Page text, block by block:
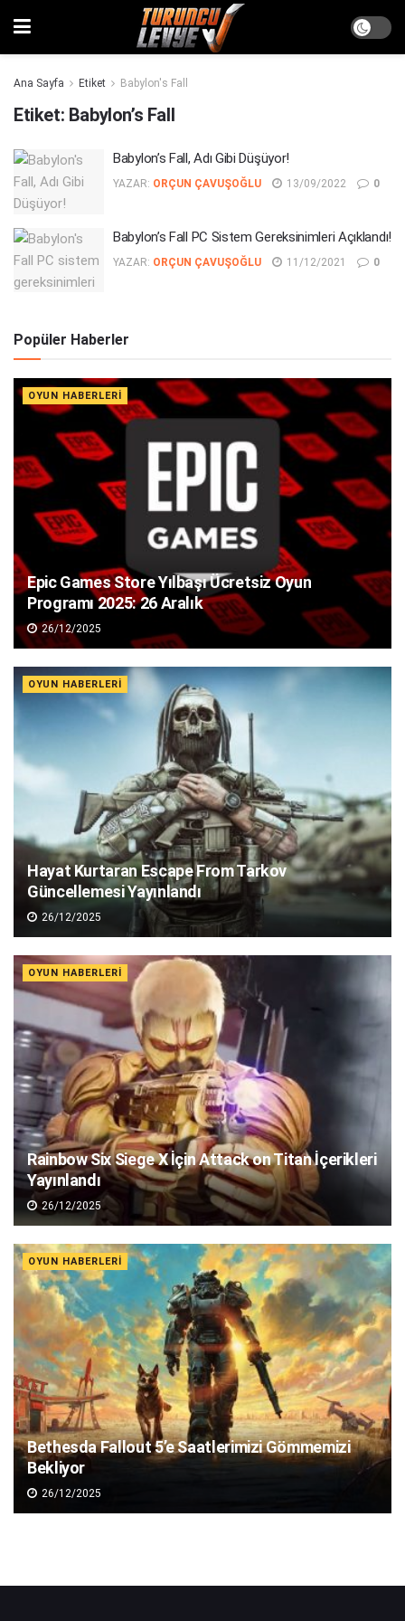
Ana Sayfa Etiket Babylon's Fall
Etiket: Babylon’s Fall
Babylon’s Fall, Adı Gibi Düşüyor!
YAZAR: ORÇUN ÇAVUŞOĞLU 13/09/2022 0
Babylon’s Fall PC Sistem Gereksinimleri Açıklandı!
YAZAR: ORÇUN ÇAVUŞOĞLU 11/12/2021 0
Popüler Haberler
OYUN HABERLERI
Epic Games Store Yılbaşı Ücretsiz Oyun
Programı 2025: 26 Aralık
26/12/2025
OYUN HABERLERI
Hayat Kurtaran Escape From Tarkov
Güncellemesi Yayınlandı
26/12/2025
OYUN HABERLERI
Rainbow Six Siege X İçin Attack on Titan İçerikleri
Yayınlandı
26/12/2025
OYUN HABERLERI
Bethesda Fallout 5’e Saatlerimizi Gömmemizi
Bekliyor
26/12/2025